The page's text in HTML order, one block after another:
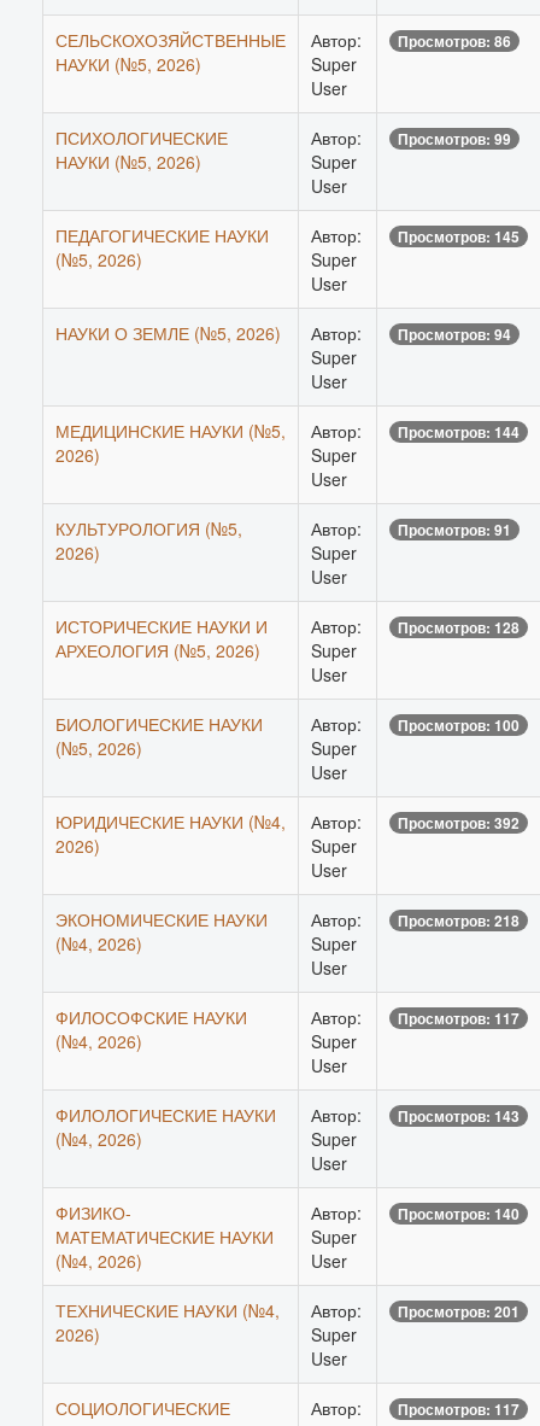
СЕЛЬСКОХОЗЯЙСТВЕННЫЕ
НАУКИ (№5, 2026)
Автор:
Super
User
Просмотров: 86
ПСИХОЛОГИЧЕСКИЕ
НАУКИ (№5, 2026)
Автор:
Super
User
Просмотров: 99
ПЕДАГОГИЧЕСКИЕ НАУКИ
(№5, 2026)
Автор:
Super
User
Просмотров: 145
НАУКИ О ЗЕМЛЕ (№5, 2026)
Автор:
Super
User
Просмотров: 94
МЕДИЦИНСКИЕ НАУКИ (№5,
2026)
Автор:
Super
User
Просмотров: 144
КУЛЬТУРОЛОГИЯ (№5,
2026)
Автор:
Super
User
Просмотров: 91
ИСТОРИЧЕСКИЕ НАУКИ И
АРХЕОЛОГИЯ (№5, 2026)
Автор:
Super
User
Просмотров: 128
БИОЛОГИЧЕСКИЕ НАУКИ
(№5, 2026)
Автор:
Super
User
Просмотров: 100
ЮРИДИЧЕСКИЕ НАУКИ (№4,
2026)
Автор:
Super
User
Просмотров: 392
ЭКОНОМИЧЕСКИЕ НАУКИ
(№4, 2026)
Автор:
Super
User
Просмотров: 218
ФИЛОСОФСКИЕ НАУКИ
(№4, 2026)
Автор:
Super
User
Просмотров: 117
ФИЛОЛОГИЧЕСКИЕ НАУКИ
(№4, 2026)
Автор:
Super
User
Просмотров: 143
ФИЗИКО-
МАТЕМАТИЧЕСКИЕ НАУКИ
(№4, 2026)
Автор:
Super
User
Просмотров: 140
ТЕХНИЧЕСКИЕ НАУКИ (№4,
2026)
Автор:
Super
User
Просмотров: 201
СОЦИОЛОГИЧЕСКИЕ
Автор:
Просмотров: 117